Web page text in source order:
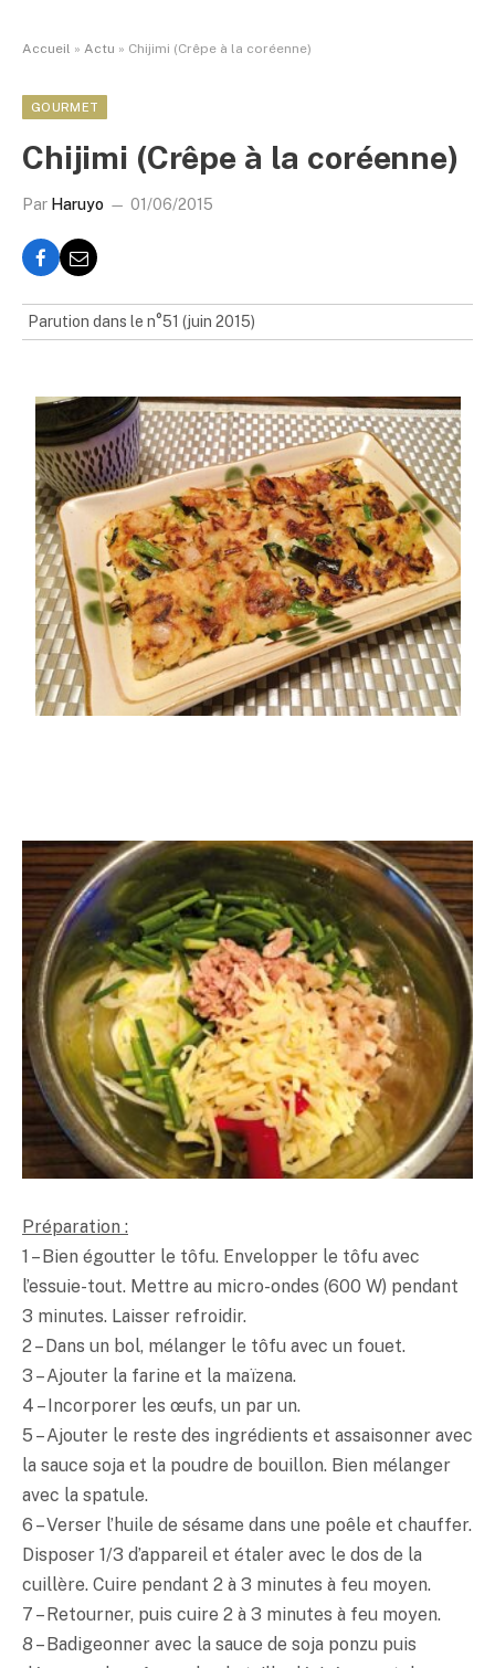
Accueil » Actu » Chijimi (Crêpe à la coréenne)
GOURMET
Chijimi (Crêpe à la coréenne)
Par Haruyo 01/06/2015
Parution dans le n°51 (juin 2015)
Préparation :
1 – Bien égoutter le tôfu. Envelopper le tôfu avec
l’essuie-tout. Mettre au micro-ondes (600 W) pendant
3 minutes. Laisser refroidir.
2 – Dans un bol, mélanger le tôfu avec un fouet.
3 – Ajouter la farine et la maïzena.
4 – Incorporer les œufs, un par un.
5 – Ajouter le reste des ingrédients et assaisonner avec
la sauce soja et la poudre de bouillon. Bien mélanger
avec la spatule.
6 – Verser l’huile de sésame dans une poêle et chauffer.
Disposer 1/3 d’appareil et étaler avec le dos de la
cuillère. Cuire pendant 2 à 3 minutes à feu moyen.
7 – Retourner, puis cuire 2 à 3 minutes à feu moyen.
8 – Badigeonner avec la sauce de soja ponzu puis